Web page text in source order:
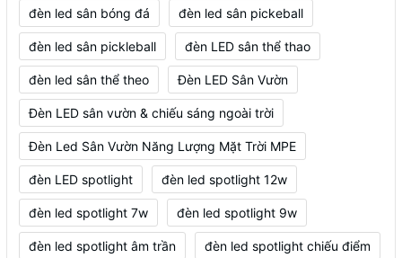
đèn led sân bóng đá đèn led sân pickeball
đèn led sân pickleball đèn LED sân thể thao
đèn led sân thể theo Đèn LED Sân Vườn
Đèn LED sân vườn & chiếu sáng ngoài trời
Đèn Led Sân Vườn Năng Lượng Mặt Trời MPE
đèn LED spotlight đèn led spotlight 12w
đèn led spotlight 7w đèn led spotlight 9w
đèn led spotlight âm trần đèn led spotlight chiếu điểm